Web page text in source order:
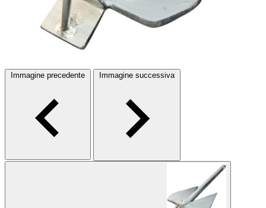
Immagine precedente Immagine successiva